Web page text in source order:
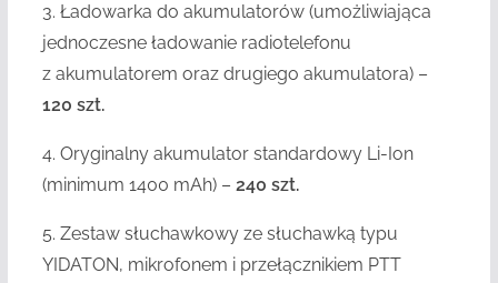
3. Ładowarka do akumulatorów (umożliwiająca
jednoczesne ładowanie radiotelefonu
z akumulatorem oraz drugiego akumulatora) –
120 szt.
4. Oryginalny akumulator standardowy Li-Ion
(minimum 1400 mAh) – 240 szt.
5. Zestaw słuchawkowy ze słuchawką typu
YIDATON, mikrofonem i przełącznikiem PTT